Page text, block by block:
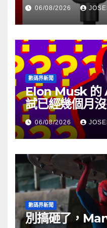
06/08/2026
數碼界新聞
Elon Musk 的
試已經幾個月
06/08/2026
數碼界新聞
別搞砸了，